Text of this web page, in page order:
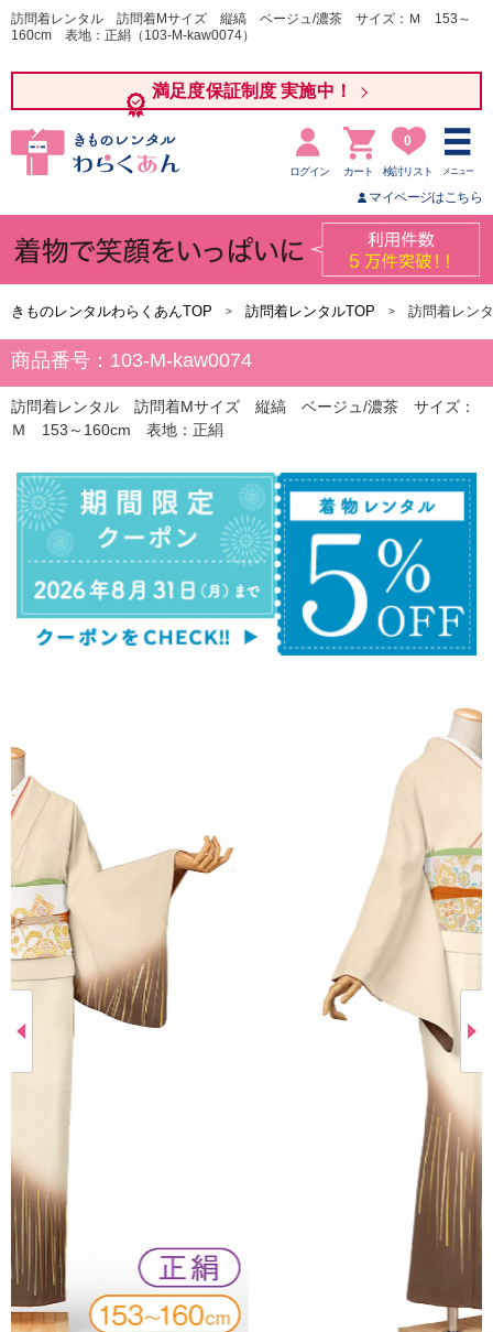
訪問着レンタル 訪問着Mサイズ 縦縞 ベージュ/濃茶 サイズ：Ｍ 153～
160cm 表地：正絹（103-M-kaw0074）
満足度保証制度 実施中！
ログイン カート
0
検討リスト メニュー
マイページはこちら
きものレンタルわらくあんTOP 訪問着レンタルTOP 訪問着レン
商品番号：103-M-kaw0074
訪問着レンタル 訪問着Mサイズ 縦縞 ベージュ/濃茶 サイズ：
Ｍ 153～160cm 表地：正絹